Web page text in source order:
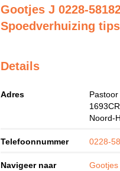
Gootjes J 0228-
Spoedverhuizing
Details
Adres
1693CR
Noord-
Telefoonnummer 0228-
Navigeer naar